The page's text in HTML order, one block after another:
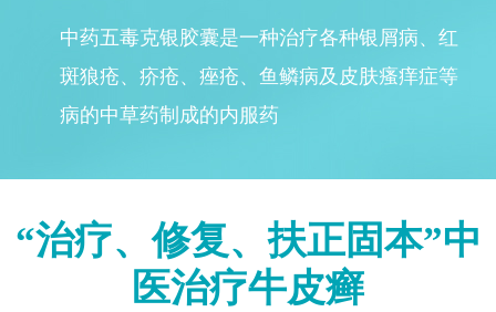
中药五毒克银胶囊是一种治疗各种银屑病、红
斑狼疮、疥疮、痤疮、鱼鳞病及皮肤瘙痒症等
病的中草药制成的内服药
“治疗、修复、扶正固本”中
医治疗牛皮癣